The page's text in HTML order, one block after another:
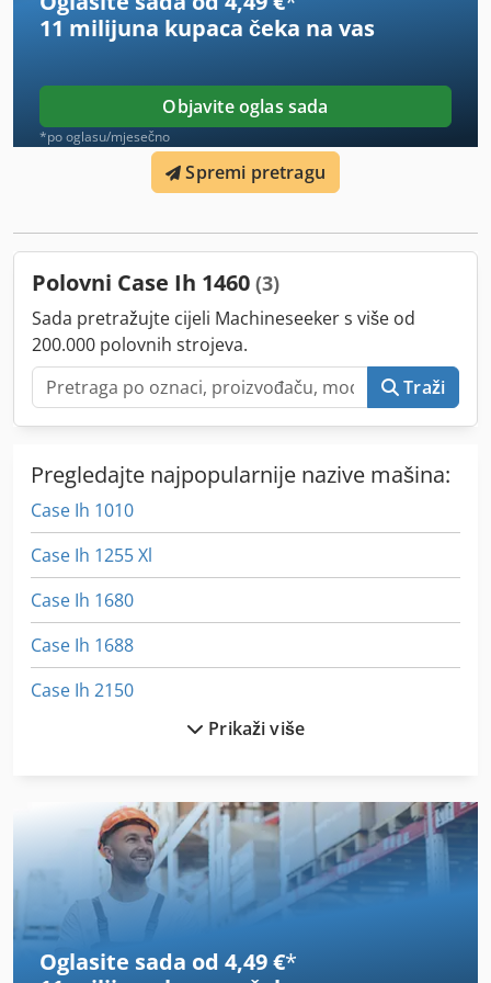
11 milijuna kupaca čeka na vas
Objavite oglas sada
*po oglasu/mjesečno
Spremi pretragu
Polovni Case Ih 1460 (3)
Sada pretražujte cijeli Machineseeker s više od
200.000 polovnih strojeva.
Traži
Pregledajte najpopularnije nazive mašina:
Case Ih 1010
Case Ih 1255 Xl
Case Ih 1680
Case Ih 1688
Case Ih 2150
Case Ih 3394
Case Ih 340
Case Ih 4420
Case Ih 496
Prikaži više
Oglasite sada od 4,49 €*